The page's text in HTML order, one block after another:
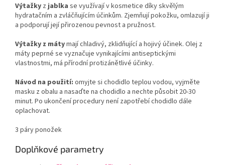
Výtažky z jablka se využívají v kosmetice díky skvělým
hydratačním a zvláčňujícím účinkům. Zjemňují pokožku, omlazují ji
a podporují její přirozenou pevnost a pružnost.
Výtažky z mátymají chladivý, zklidňující a hojivý účinek. Olej z
máty peprné se vyznačuje vynikajícími antiseptickými
vlastnostmi, má přírodní protizánětlivé účinky.
Návod na použití: omyjte si chodidlo teplou vodou, vyjměte
masku z obalu a nasaďte na chodidlo a nechte působit 20-30
minut. Po ukončení procedury není zapotřebí chodidlo dále
oplachovat.
3 páry ponožek
Doplňkové parametry